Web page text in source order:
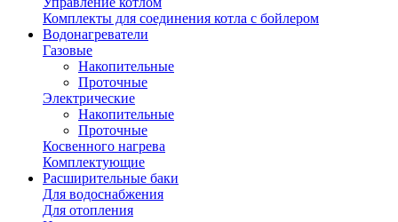
Комплекты для соединения котла с бойлером
Водонагреватели
Газовые
Накопительные
Проточные
Электрические
Накопительные
Проточные
Косвенного нагрева
Комплектующие
Расширительные баки
Для водоснабжения
Для отопления